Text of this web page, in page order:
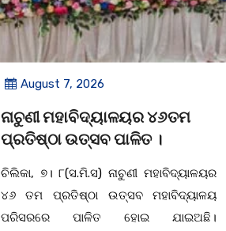
August 7, 2026
ବାଲୁଗାଁ ପାଇଁ ୨୦୫୧ ପର୍ଯ୍ୟନ୍ତ
ରୋଡମ୍ୟାପ୍ ପ୍ରସ୍ତୁତ, GIS
ବିକାଶ..
ଚିଲିକା, ୭।୮:ବାଲୁଗାଁ ଅଞ୍ଚଳର ସୁପରିକଳ୍ପିତ